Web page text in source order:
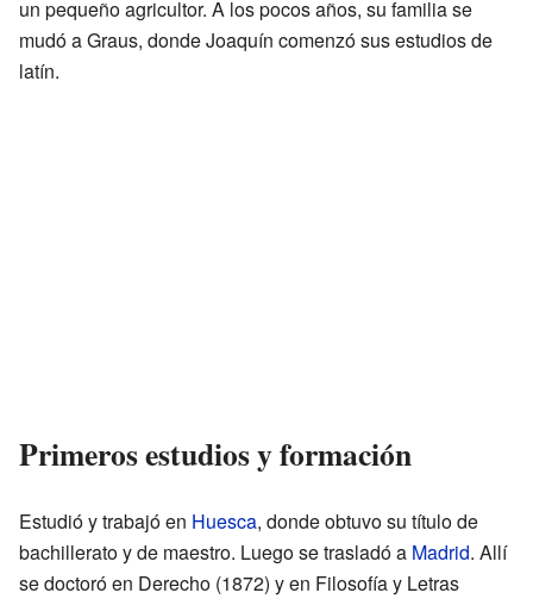
un pequeño agricultor. A los pocos años, su familia se
mudó a Graus, donde Joaquín comenzó sus estudios de
latín.
Primeros estudios y formación
Estudió y trabajó en Huesca, donde obtuvo su título de
bachillerato y de maestro. Luego se trasladó a Madrid. Allí
se doctoró en Derecho (1872) y en Filosofía y Letras